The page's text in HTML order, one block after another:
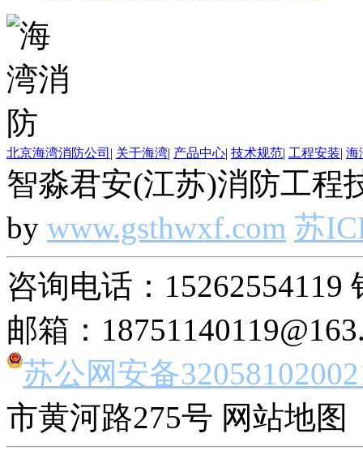
北京海湾消防公司 | 关于海湾| 产品中心| 技术规范| 工程安装| 海
智淼君安(江苏)消防工程
by www.gsthwxf.com 苏
咨询电话：15262554119
邮箱：
苏公网安备
市黄河路275号 网站地图